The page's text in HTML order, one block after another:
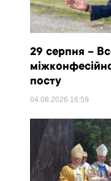
29 серпня –
посту
04.08.2026 16:59